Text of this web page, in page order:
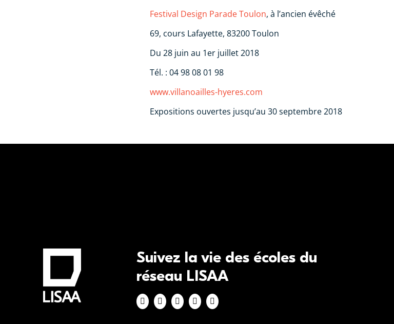
Festival Design Parade Toulon, à l’ancien évêché
69, cours Lafayette, 83200 Toulon
Du 28 juin au 1er juillet 2018
Tél. : 04 98 08 01 98
www.villanoailles-hyeres.com
Expositions ouvertes jusqu’au 30 septembre 2018
Suivez la vie des écoles du
réseau LISAA